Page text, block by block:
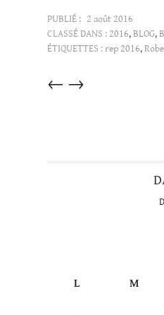
PUBLIÉ : 2 août 2016
CLASSÉ DANS : 2016,BLOG,
ÉTIQUETTES :rep 2016,
Articles
→
←
L
M